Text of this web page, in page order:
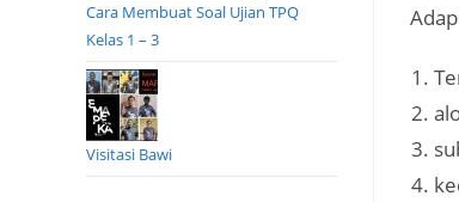
Cara Membuat Soal Ujian TPQ
Kelas 1 – 3
Visitasi Bawi